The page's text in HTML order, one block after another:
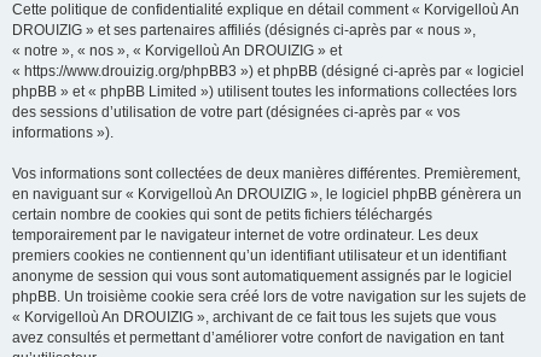
Cette politique de confidentialité explique en détail comment « Korvigelloù An
DROUIZIG » et ses partenaires affiliés (désignés ci-après par « nous »,
« notre », « nos », « Korvigelloù An DROUIZIG » et
« https://www.drouizig.org/phpBB3 ») et phpBB (désigné ci-après par « logiciel
phpBB » et « phpBB Limited ») utilisent toutes les informations collectées lors
des sessions d’utilisation de votre part (désignées ci-après par « vos
informations »).
Vos informations sont collectées de deux manières différentes. Premièrement,
en naviguant sur « Korvigelloù An DROUIZIG », le logiciel phpBB génèrera un
certain nombre de cookies qui sont de petits fichiers téléchargés
temporairement par le navigateur internet de votre ordinateur. Les deux
premiers cookies ne contiennent qu’un identifiant utilisateur et un identifiant
anonyme de session qui vous sont automatiquement assignés par le logiciel
phpBB. Un troisième cookie sera créé lors de votre navigation sur les sujets de
« Korvigelloù An DROUIZIG », archivant de ce fait tous les sujets que vous
avez consultés et permettant d’améliorer votre confort de navigation en tant